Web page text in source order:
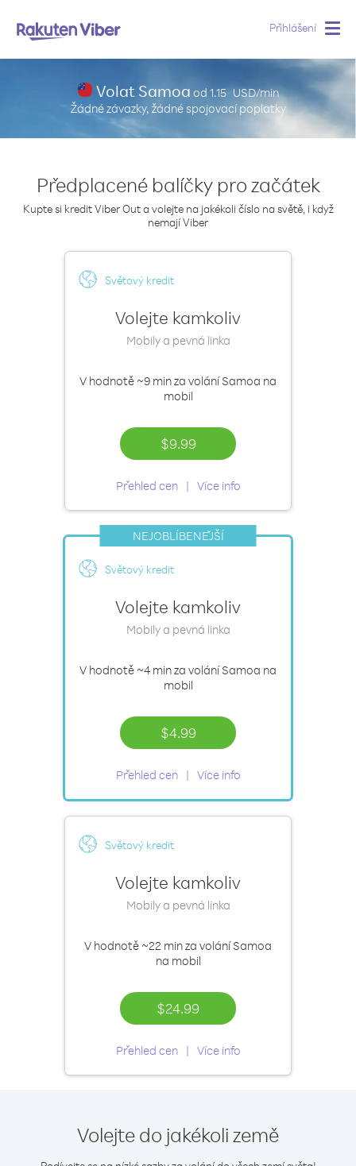
Přihlášení
Volat Samoa od 1.15 USD/min
Žádné závazky, žádné spojovací poplatky
Předplacené balíčky pro začátek
Kupte si kredit Viber Out a volejte na jakékoli číslo na světě, i když
nemají Viber
Světový kredit
Volejte kamkoliv
Mobily a pevná linka
V hodnotě ~9 minza volání Samoa na
mobil
$9.99
Přehled cen Více info
NEJOBLÍBENĚJŠÍ
Světový kredit
Volejte kamkoliv
Mobily a pevná linka
V hodnotě ~4 minza volání Samoa na
mobil
$4.99
Přehled cen Více info
Světový kredit
Volejte kamkoliv
Mobily a pevná linka
V hodnotě ~22 minza volání Samoa
na mobil
$24.99
Přehled cen Více info
Volejte do jakékoli země